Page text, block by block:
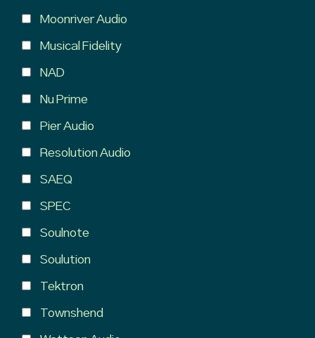
Moonriver Audio
Musical Fidelity
NAD
Nu Prime
Pier Audio
Resolution Audio
SAEQ
SPEC
Soulnote
Soulution
Tektron
Townshend